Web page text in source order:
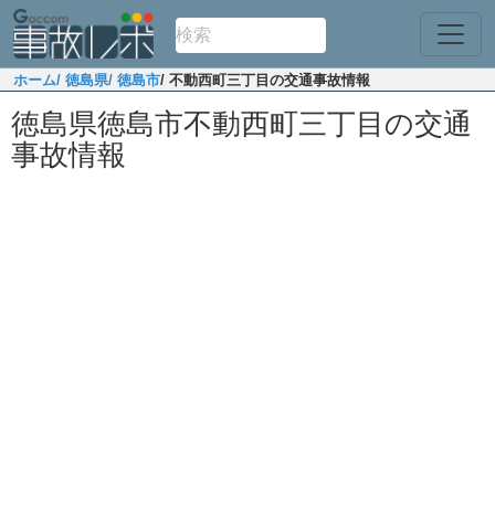
ホーム/ 徳島県/ 徳島市/ 不動西町三丁目の交通事故情報
徳島県徳島市不動西町三丁目の交通
事故情報